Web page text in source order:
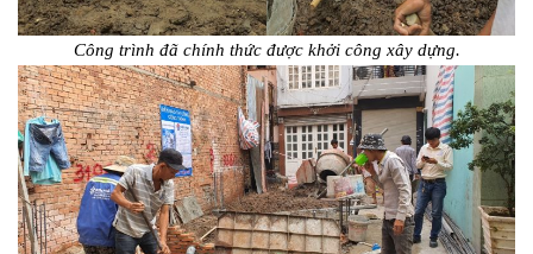
Công trình đã chính thức được khởi công xây dựng.